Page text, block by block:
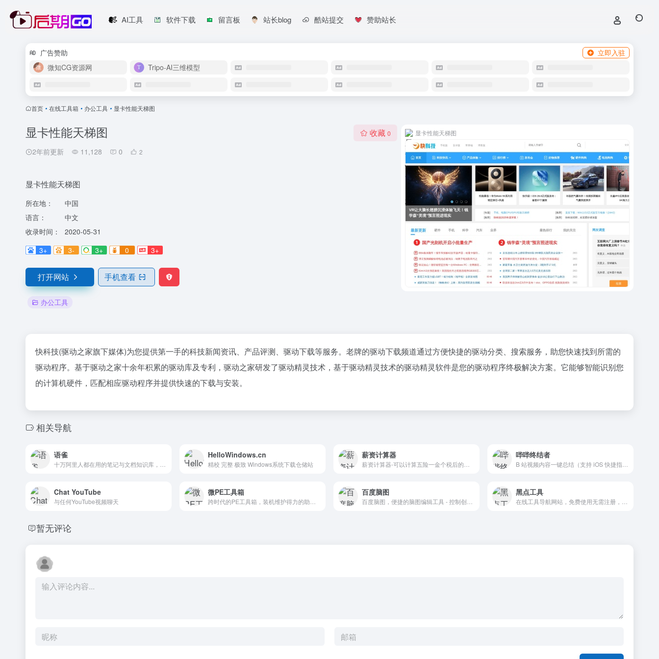
AI工具 软件下载 留言板 站长blog 酷站提交 赞助站长
广告赞助
立即入驻
微知CG资源网
Tripo-AI三维模型
首页 • 在线工具箱 • 办公工具 • 显卡性能天梯图
显卡性能天梯图
2年前更新 11,128 0 2
收藏 0
显卡性能天梯图
所在地：
中国
语言：
中文
收录时间：
2020-05-31
3+
3- 3+ 0 3+
打开网站 手机查看
办公工具
显卡性能天梯图
快科技(驱动之家旗下媒体)为您提供第一手的科技新闻资讯、产品评测、驱动下载等服务。老牌的驱动下载频道通过方便快捷的驱动分类、搜索服务，助您快速找到所需的
驱动程序。基于驱动之家十余年积累的驱动库及专利，驱动之家研发了驱动精灵技术，基于驱动精灵技术的驱动精灵软件是您的驱动程序终极解决方案。它能够智能识别您
的计算机硬件，匹配相应驱动程序并提供快速的下载与安装。
相关导航
语雀 HelloWindows.cn
精校 完整 极致 Windows系统下载仓储站
薪资计算器 哔哔终结者
Chat YouTube
与任何YouTube视频聊天
微PE工具箱 百度脑图 黑点工具
暂无评论